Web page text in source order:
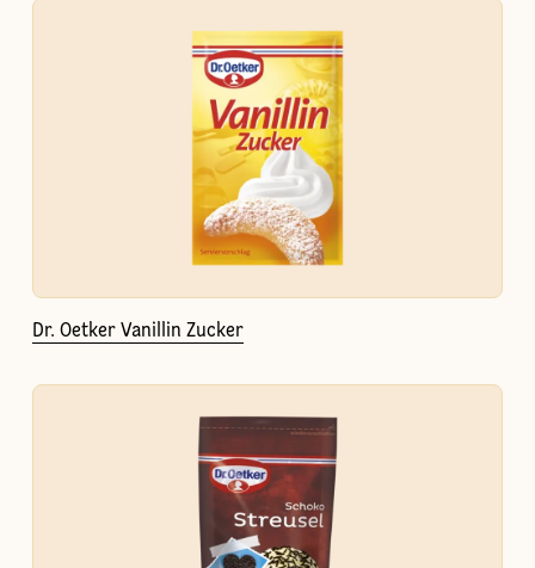
Dr. Oetker Vanillin Zucker